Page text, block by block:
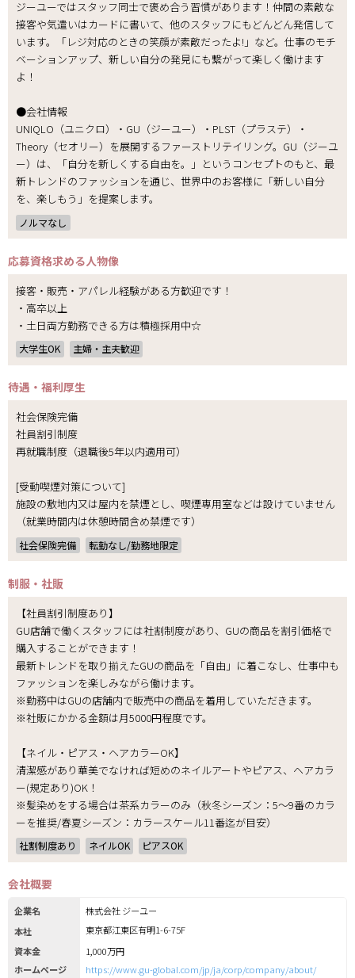
ジーユーではスタッフ同士で褒め合う習慣があります！仲間の素敵な
接客や気遣いはカードに書いて、他のスタッフにもどんどん発信して
います。「レジ対応のときの笑顔が素敵だったよ!」など。仕事のモチ
ベーションアップ、新しい自分の発見にも繋がって楽しく働けます
よ！
●会社情報
UNIQLO（ユニクロ）・GU（ジーユー）・PLST（プラステ）・
Theory（セオリー）を展開するファーストリテイリング。GU（ジーユ
ー）は、「自分を新しくする自由を。」というコンセプトのもと、最
新トレンドのファッションを通じ、世界中のお客様に「新しい自分
を、楽しもう」を提案します。
ノルマなし
応募資格求める人物像
接客・販売・アパレル経験がある方歓迎です！
・高卒以上
・土日両方勤務できる方は積極採用中☆
大学生OK 主婦・主夫歓迎
待遇・福利厚生
社会保険完備
社員割引制度
再就職制度（退職後5年以内適用可）
[受動喫煙対策について]
施設の敷地内又は屋内を禁煙とし、喫煙専用室などは設けていません
（就業時間内は休憩時間含め禁煙です）
社会保険完備 転勤なし/勤務地限定
制服・社販
【社員割引制度あり】
GU店舗で働くスタッフには社割制度があり、GUの商品を割引価格で
購入することができます！
最新トレンドを取り揃えたGUの商品を「自由」に着こなし、仕事中も
ファッションを楽しみながら働けます。
※勤務中はGUの店舗内で販売中の商品を着用していただきます。
※社販にかかる金額は月5000円程度です。
【ネイル・ピアス・ヘアカラーOK】
清潔感があり華美でなければ短めのネイルアートやピアス、ヘアカラ
ー(規定あり)OK！
※髪染めをする場合は茶系カラーのみ（秋冬シーズン：5～9番のカラ
ーを推奨/春夏シーズン：カラースケール11番迄が目安）
社割制度あり ネイルOK ピアスOK
会社概要
企業名
株式会社 ジーユー
本社
東京都江東区有明1-6-75F
資本金
1,000万円
ホームページ
https://www.gu-global.com/jp/ja/corp/company/about/